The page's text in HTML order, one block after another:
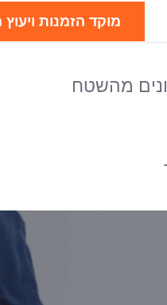
מוקד הזמנות ויעוץ מקצועי
מהשטח